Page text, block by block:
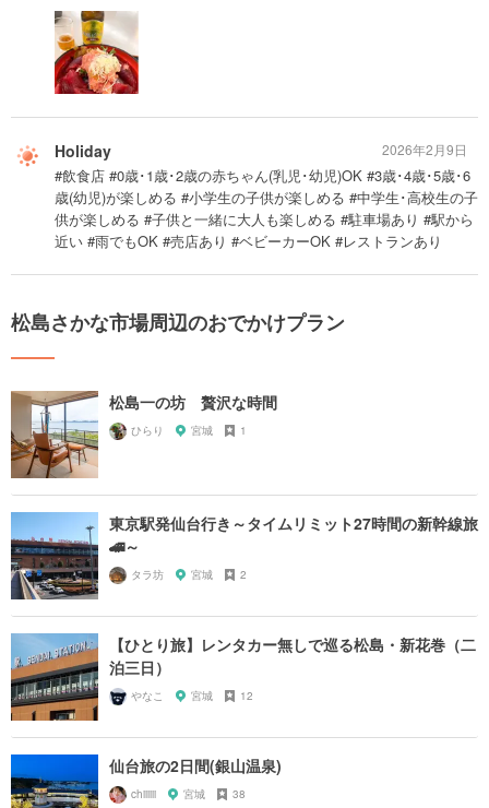
Holiday
#飲食店 #0歳･1歳･2歳の赤ちゃん(乳児･幼児)OK #3歳･4歳･5歳･6
歳(幼児)が楽しめる #小学生の子供が楽しめる #中学生･高校生の子
供が楽しめる #子供と一緒に大人も楽しめる #駐車場あり #駅から
近い #雨でもOK #売店あり #ベビーカーOK #レストランあり
2026年2月9日
松島さかな市場周辺のおでかけプラン
松島一の坊 贅沢な時間
ひらり 宮城 1
東京駅発仙台行き～タイムリミット27時間の新幹線旅
🚄～
タラ坊 宮城 2
【ひとり旅】レンタカー無しで巡る松島・新花巻（二
泊三日）
やなこ 宮城 12
仙台旅の2日間(銀山温泉)
chiiiiii 宮城 38